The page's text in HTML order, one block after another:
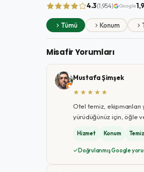
4.3(1,954) Google
Tümü Konum
Misafir Yorumları
Mustafa Şimşek
★★★★★
Otel temiz, ekipmanları
yürüdüğünüz için, öğle
Hizmet Konum
Doğrulanmış Google